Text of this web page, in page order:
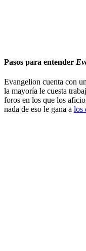
Pasos para entender
Evangelion cuenta con
la mayoría le cuesta
foros en los que los
nada de eso le gana a los